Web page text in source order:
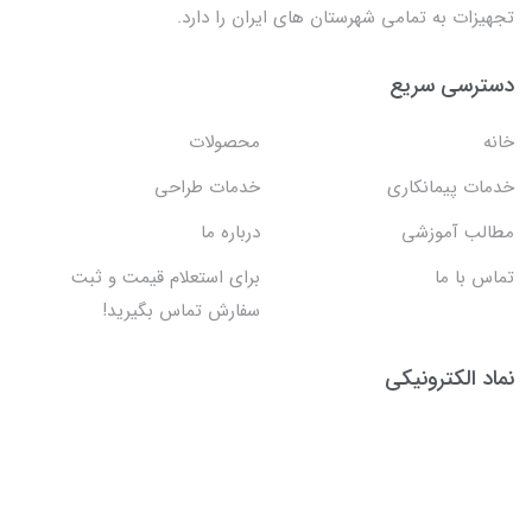
تجهیزات به تمامی شهرستان های ایران را دارد.
دسترسی سریع
خانه
محصولات
خدمات پیمانکاری
خدمات طراحی
مطالب آموزشی
درباره ما
تماس با ما
برای استعلام قیمت و ثبت
سفارش تماس بگیرید!
نماد الکترونیکی